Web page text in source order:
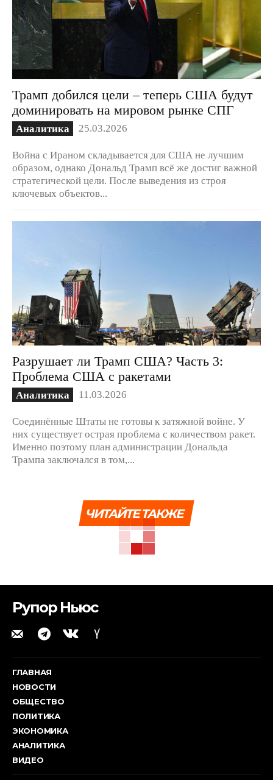
Трамп добился цели – теперь США будут
доминировать на мировом рынке СПГ
Аналитика 25.03.2026
Война с Ираном складывается для США не лучшим
образом, однако Дональд Трамп всё же достиг важной
стратегической цели. После выведения из строя
ключевых объектов...
Разрушает ли Трамп США? Часть 3:
Проблема США с ракетами
Аналитика 11.03.2026
Соединённые Штаты не готовы к затяжной войне. У
них существует острая проблема с количеством ракет.
Именно поэтому план администрации Дональда
Трампа заключался в том,...
ЧИТАЙТЕ ТАКЖЕ
Рупор Ньюс
ГЛАВНАЯ
НОВОСТИ
ОБЩЕСТВО
ПОЛИТИКА
ЭКОНОМИКА
АНАЛИТИКА
ВИДЕО